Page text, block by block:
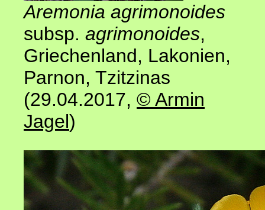
Aremonia agrimonoides
subsp. agrimonoides,
Griechenland, Lakonien,
Parnon, Tzitzinas
(29.04.2017, © Armin
Jagel)